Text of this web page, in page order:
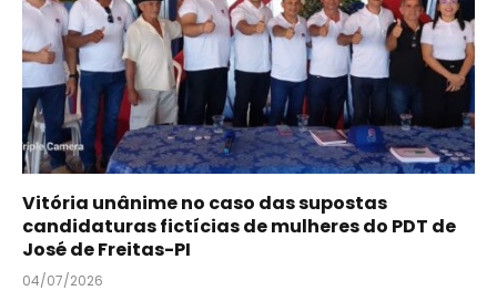
Vitória unânime no caso das supostas
candidaturas fictícias de mulheres do PDT de
José de Freitas-PI
04/07/2026